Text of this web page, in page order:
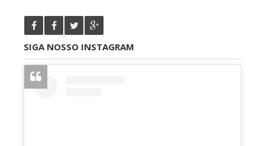
SIGA NOSSO INSTAGRAM